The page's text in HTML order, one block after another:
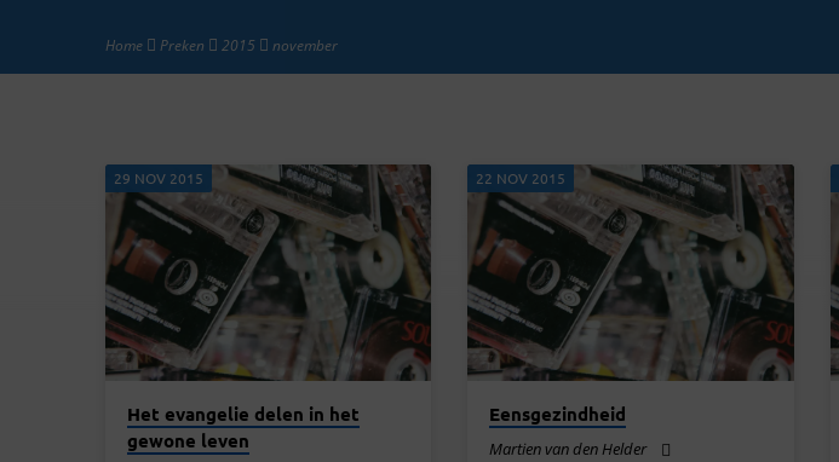
Home Preken 2015 november
PREKEN
VAN
NOVEMBER
2015
29 NOV 2015
Het evangelie delen in het
gewone leven
22 NOV 2015
Eensgezindheid
Martien van den Helder